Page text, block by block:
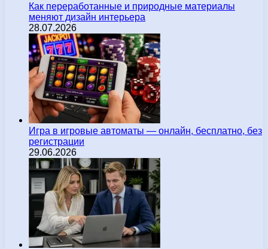
Как переработанные и природные материалы
меняют дизайн интерьера
28.07.2026
Игра в игровые автоматы — онлайн, бесплатно, без
регистрации
29.06.2026